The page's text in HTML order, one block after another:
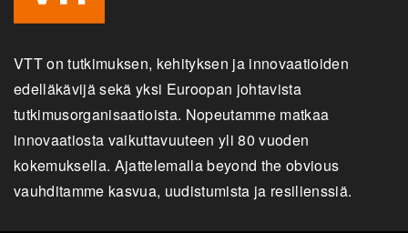
VTT on tutkimuksen, kehityksen ja innovaatioiden
edelläkävijä sekä yksi Euroopan johtavista
tutkimusorganisaatioista. Nopeutamme matkaa
innovaatiosta vaikuttavuuteen yli 80 vuoden
kokemuksella. Ajattelemalla beyond the obvious
vauhditamme kasvua, uudistumista ja resilienssiä.